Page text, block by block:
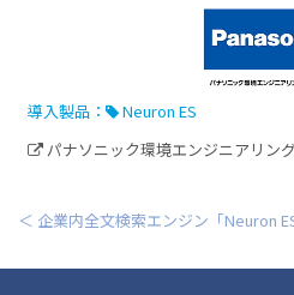
導入製品：
Neuron ES
パナソニック環境エンジニアリン
＜ 企業内全文検索エンジン「Neuron